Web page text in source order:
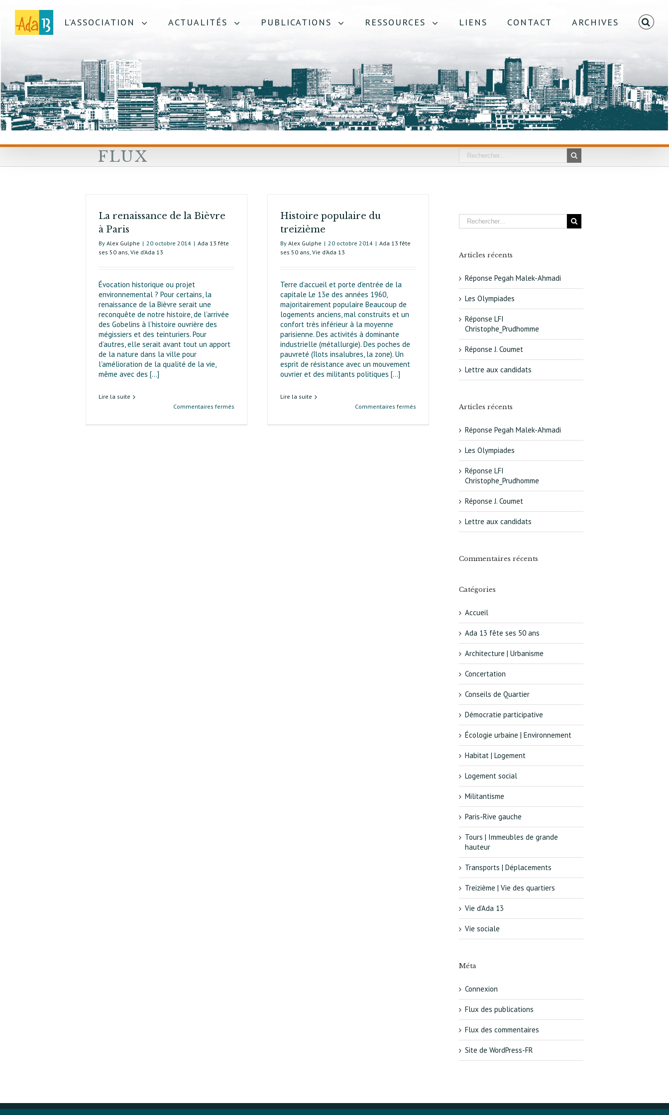
L’ASSOCIATION ACTUALITÉS PUBLICATIONS RESSOURCES LIENS CONTACT ARCHIVES
FLUX
La renaissance de la Bièvre
à Paris
By Alex Gulphe | 20 octobre 2014 | Ada 13 fête
ses 50 ans, Vie d’Ada 13
Évocation historique ou projet
environnemental ? Pour certains, la
renaissance de la Bièvre serait une
reconquête de notre histoire, de l’arrivée
des Gobelins à l’histoire ouvrière des
mégissiers et des teinturiers. Pour
d’autres, elle serait avant tout un apport
de la nature dans la ville pour
l’amélioration de la qualité de la vie,
même avec des [...]
Lire la suite
Commentaires fermés
Histoire populaire du
treizième
By Alex Gulphe | 20 octobre 2014 | Ada 13 fête
ses 50 ans, Vie d’Ada 13
Terre d’accueil et porte d’entrée de la
capitale Le 13e des années 1960,
majoritairement populaire Beaucoup de
logements anciens, mal construits et un
confort très inférieur à la moyenne
parisienne. Des activités à dominante
industrielle (métallurgie). Des poches de
pauvreté (îlots insalubres, la zone). Un
esprit de résistance avec un mouvement
ouvrier et des militants politiques [...]
Lire la suite
Commentaires fermés
Articles récents
Réponse Pegah Malek-Ahmadi
Les Olympiades
Réponse LFI
Christophe_Prudhomme
Réponse J. Coumet
Lettre aux candidats
Articles récents
Réponse Pegah Malek-Ahmadi
Les Olympiades
Réponse LFI
Christophe_Prudhomme
Réponse J. Coumet
Lettre aux candidats
Commentaires récents
Catégories
Accueil
Ada 13 fête ses 50 ans
Architecture | Urbanisme
Concertation
Conseils de Quartier
Démocratie participative
Écologie urbaine | Environnement
Habitat | Logement
Logement social
Militantisme
Paris-Rive gauche
Tours | Immeubles de grande
hauteur
Transports | Déplacements
Treizième | Vie des quartiers
Vie d’Ada 13
Vie sociale
Méta
Connexion
Flux des publications
Flux des commentaires
Site de WordPress-FR